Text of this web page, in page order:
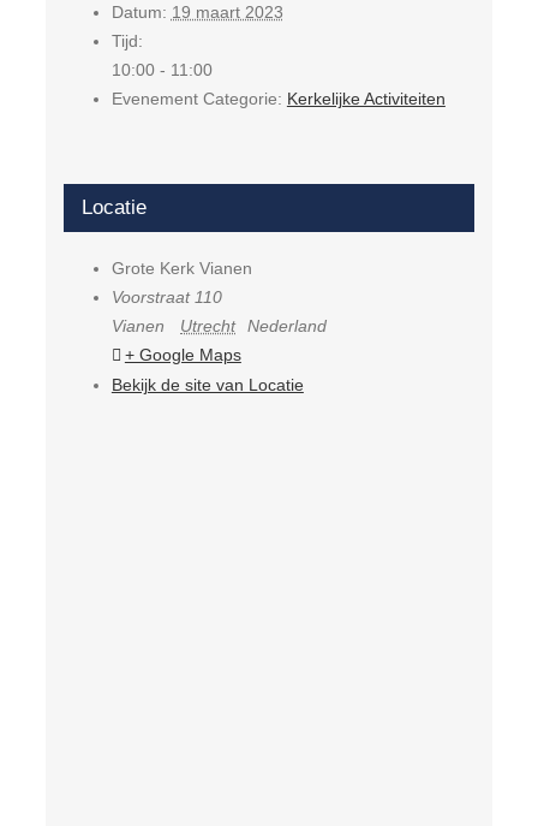
Datum: 19 maart 2023
Tijd:
10:00 - 11:00
Evenement Categorie: Kerkelijke Activiteiten
Locatie
Grote Kerk Vianen
Voorstraat 110
Vianen
Utrecht Nederland
+ Google Maps
Bekijk de site van Locatie